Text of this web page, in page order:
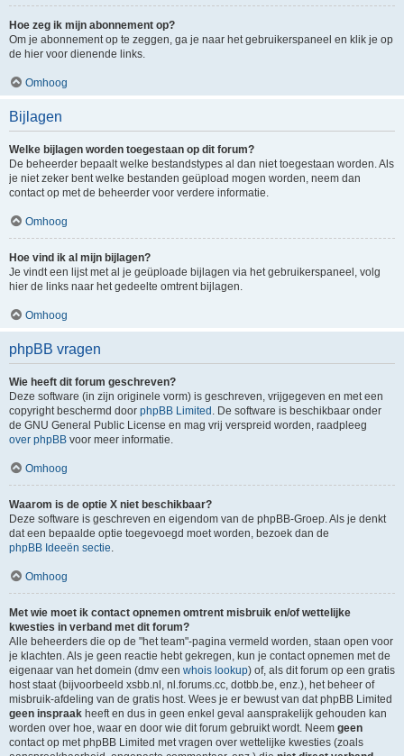
Hoe zeg ik mijn abonnement op?
Om je abonnement op te zeggen, ga je naar het gebruikerspaneel en klik je op
de hier voor dienende links.
Omhoog
Bijlagen
Welke bijlagen worden toegestaan op dit forum?
De beheerder bepaalt welke bestandstypes al dan niet toegestaan worden. Als
je niet zeker bent welke bestanden geüpload mogen worden, neem dan
contact op met de beheerder voor verdere informatie.
Omhoog
Hoe vind ik al mijn bijlagen?
Je vindt een lijst met al je geüploade bijlagen via het gebruikerspaneel, volg
hier de links naar het gedeelte omtrent bijlagen.
Omhoog
phpBB vragen
Wie heeft dit forum geschreven?
Deze software (in zijn originele vorm) is geschreven, vrijgegeven en met een
copyright beschermd door phpBB Limited . De software is beschikbaar onder
de GNU General Public License en mag vrij verspreid worden, raadpleeg
over phpBB voor meer informatie.
Omhoog
Waarom is de optie X niet beschikbaar?
Deze software is geschreven en eigendom van de phpBB-Groep. Als je denkt
dat een bepaalde optie toegevoegd moet worden, bezoek dan de
phpBB Ideeën sectie.
Omhoog
Met wie moet ik contact opnemen omtrent misbruik en/of wettelijke
kwesties in verband met dit forum?
Alle beheerders die op de "het team"-pagina vermeld worden, staan open voor
je klachten. Als je geen reactie hebt gekregen, kun je contact opnemen met de
eigenaar van het domein (dmv een whois lookup) of, als dit forum op een gratis
host staat (bijvoorbeeld xsbb.nl, nl.forums.cc, dotbb.be, enz.), het beheer of
misbruik-afdeling van de gratis host. Wees je er bewust van dat phpBB Limited
geen inspraak heeft en dus in geen enkel geval aansprakelijk gehouden kan
worden over hoe, waar en door wie dit forum gebruikt wordt. Neem geen
contact op met phpBB Limited met vragen over wettelijke kwesties (zoals